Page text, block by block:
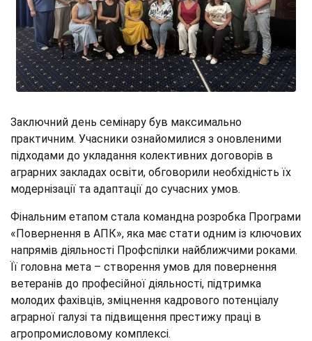
Заключний день семінару був максимально
практичним. Учасники ознайомилися з оновленими
підходами до укладання колективних договорів в
аграрних закладах освіти, обговорили необхідність їх
модернізації та адаптації до сучасних умов.
Фінальним етапом стала командна розробка Програми
«Повернення в АПК», яка має стати одним із ключових
напрямів діяльності Профспілки найближчими роками.
Її головна мета – створення умов для повернення
ветеранів до професійної діяльності, підтримка
молодих фахівців, зміцнення кадрового потенціалу
аграрної галузі та підвищення престижу праці в
агропромисловому комплексі.